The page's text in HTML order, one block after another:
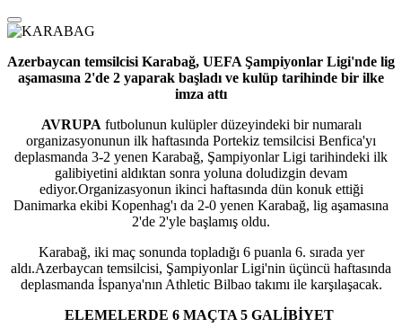
Azerbaycan temsilcisi Karabağ, UEFA Şampiyonlar Ligi'nde lig
aşamasına 2'de 2 yaparak başladı ve kulüp tarihinde bir ilke
imza attı
AVRUPA futbolunun kulüpler düzeyindeki bir numaralı
organizasyonunun ilk haftasında Portekiz temsilcisi Benfica'yı
deplasmanda 3-2 yenen Karabağ, Şampiyonlar Ligi tarihindeki ilk
galibiyetini aldıktan sonra yoluna doludizgin devam
ediyor.Organizasyonun ikinci haftasında dün konuk ettiği
Danimarka ekibi Kopenhag'ı da 2-0 yenen Karabağ, lig aşamasına
2'de 2'yle başlamış oldu.
Karabağ, iki maç sonunda topladığı 6 puanla 6. sırada yer
aldı.Azerbaycan temsilcisi, Şampiyonlar Ligi'nin üçüncü haftasında
deplasmanda İspanya'nın Athletic Bilbao takımı ile karşılaşacak.
ELEMELERDE 6 MAÇTA 5 GALİBİYET